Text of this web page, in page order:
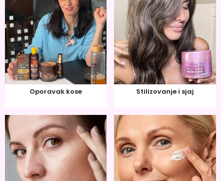
Oporavak kose Stilizovanje i sjaj